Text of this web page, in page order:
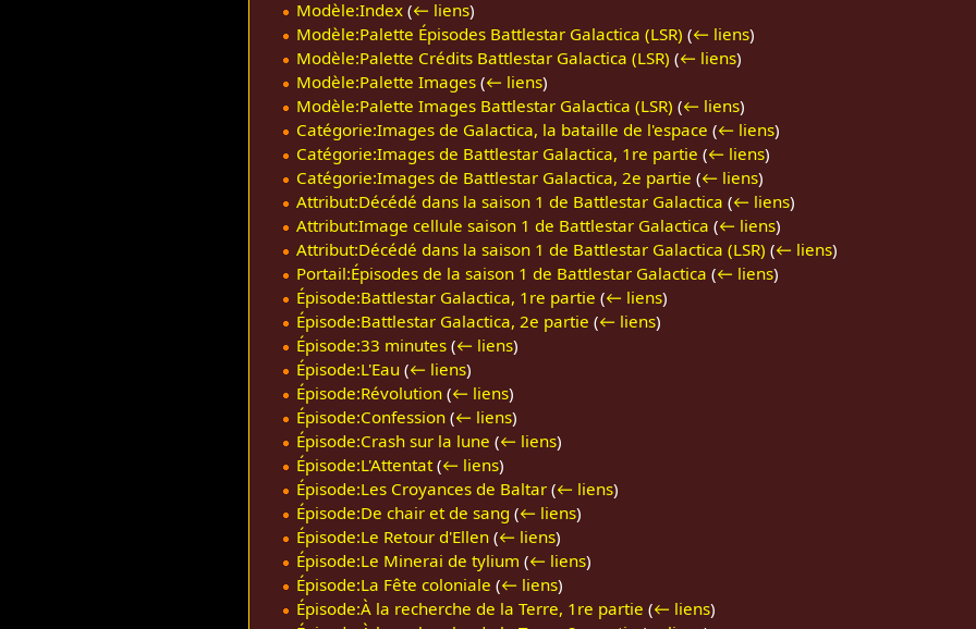
Modèle:Index (← liens)
Modèle:Palette Épisodes Battlestar Galactica (LSR) (← liens)
Modèle:Palette Crédits Battlestar Galactica (LSR) (← liens)
Modèle:Palette Images (← liens)
Modèle:Palette Images Battlestar Galactica (LSR) (← liens)
Catégorie:Images de Galactica, la bataille de l'espace (← liens)
Catégorie:Images de Battlestar Galactica, 1re partie (← liens)
Catégorie:Images de Battlestar Galactica, 2e partie (← liens)
Attribut:Décédé dans la saison 1 de Battlestar Galactica (← liens)
Attribut:Image cellule saison 1 de Battlestar Galactica (← liens)
Attribut:Décédé dans la saison 1 de Battlestar Galactica (LSR) (← liens)
Portail:Épisodes de la saison 1 de Battlestar Galactica (← liens)
Épisode:Battlestar Galactica, 1re partie (← liens)
Épisode:Battlestar Galactica, 2e partie (← liens)
Épisode:33 minutes (← liens)
Épisode:L'Eau (← liens)
Épisode:Révolution (← liens)
Épisode:Confession (← liens)
Épisode:Crash sur la lune (← liens)
Épisode:L'Attentat (← liens)
Épisode:Les Croyances de Baltar (← liens)
Épisode:De chair et de sang (← liens)
Épisode:Le Retour d'Ellen (← liens)
Épisode:Le Minerai de tylium (← liens)
Épisode:La Fête coloniale (← liens)
Épisode:À la recherche de la Terre, 1re partie (← liens)